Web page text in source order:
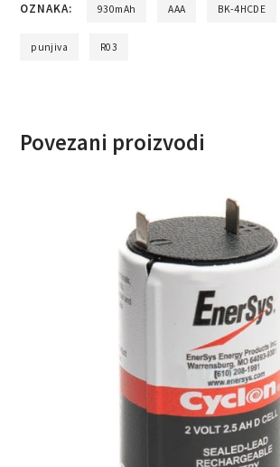
OZNAKA: 930mAh AAA BK-4HCDE
punjiva R03
Povezani proizvodi